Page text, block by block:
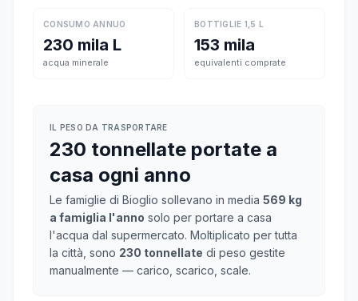
CONSUMO ANNUO
230 mila L
acqua minerale
BOTTIGLIE 1,5 L
153 mila
equivalenti comprate
IL PESO DA TRASPORTARE
230 tonnellate portate a
casa ogni anno
Le famiglie di Bioglio sollevano in media 569 kg
a famiglia l'anno solo per portare a casa
l'acqua dal supermercato. Moltiplicato per tutta
la città, sono 230 tonnellate di peso gestite
manualmente — carico, scarico, scale.